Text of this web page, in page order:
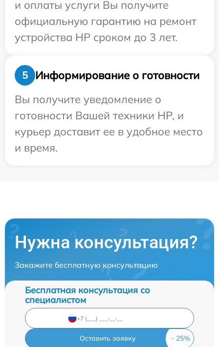
и оплаты услуги Вы получите
официальную гарантию на ремонт
устройства HP сроком до 3 лет.
5
Информирование о готовности
Вы получите уведомление о
готовности Вашей техники HP, и
курьер доставит ее в удобное место
и время.
Нужна консультация?
Закажите бесплатную консультацию
Бесплатная консультация со
специалистом
Оставить заявку